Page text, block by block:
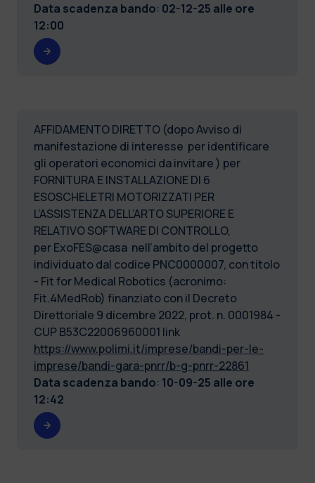
Data scadenza bando: 02-12-25 alle ore
12:00
AFFIDAMENTO DIRETTO (dopo Avviso di
manifestazione di interesse per identificare
gli operatori economici da invitare ) per
FORNITURA E INSTALLAZIONE DI 6
ESOSCHELETRI MOTORIZZATI PER
L’ASSISTENZA DELL’ARTO SUPERIORE E
RELATIVO SOFTWARE DI CONTROLLO,
per ExoFES@casa nell’ambito del progetto
individuato dal codice PNC0000007, con titolo
- Fit for Medical Robotics (acronimo:
Fit.4MedRob) finanziato con il Decreto
Direttoriale 9 dicembre 2022, prot. n. 0001984 -
CUP B53C22006960001 link
https://www.polimi.it/imprese/bandi-per-le-
imprese/bandi-gara-pnrr/b-g-pnrr-22861
Data scadenza bando: 10-09-25 alle ore
12:42